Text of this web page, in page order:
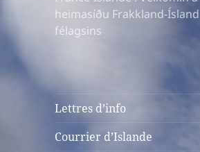
heimasíðu Frakkland-Ísland
félagsins
Lettres d’info
Courrier d’Islande